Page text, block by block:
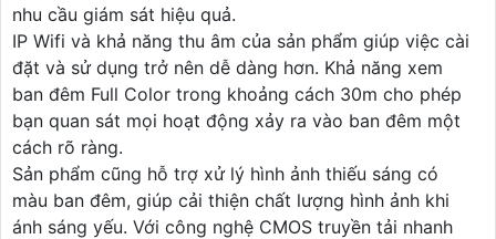
nhu cầu giám sát hiệu quả.
IP Wifi và khả năng thu âm của sản phẩm giúp việc cài
đặt và sử dụng trở nên dễ dàng hơn. Khả năng xem
ban đêm Full Color trong khoảng cách 30m cho phép
bạn quan sát mọi hoạt động xảy ra vào ban đêm một
cách rõ ràng.
Sản phẩm cũng hỗ trợ xử lý hình ảnh thiếu sáng có
màu ban đêm, giúp cải thiện chất lượng hình ảnh khi
ánh sáng yếu. Với công nghệ CMOS truyền tải nhanh